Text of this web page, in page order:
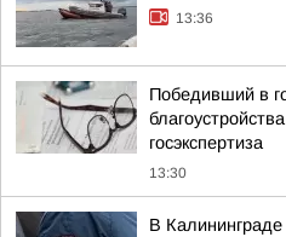
13:36
Победивший в
госэкспертиза
13:30
В